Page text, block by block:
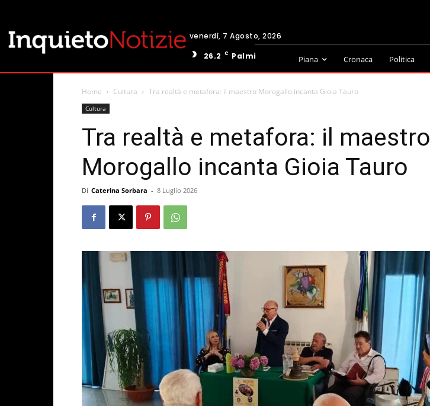
venerdì, 7 Agosto, 2026
26.2
C Palmi Piana Cronaca Politica
Home Cultura Tra realtà e metafora: il maestro Morogallo incanta Gioia Tauro
Cultura
Tra realtà e metafora: il maestro
Morogallo incanta Gioia Tauro
Di Caterina Sorbara - 8 Luglio 2026